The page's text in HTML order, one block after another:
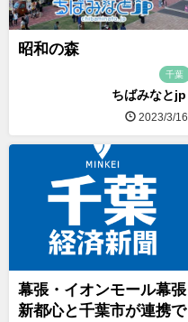
昭和の森
千葉
ちばみなとjp
2023/3/16
幕張・イオンモール幕張
新都心と千葉市が連携で